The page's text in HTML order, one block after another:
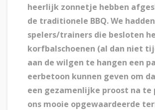
heerlijk zonnetje hebben
de traditionele BBQ. We
spelers/trainers die besloten
korfbalschoenen (al dan niet
aan de wilgen te hangen een
eerbetoon kunnen geven om
een gezamenlijke proost na te
ons mooie opgewaardeerde